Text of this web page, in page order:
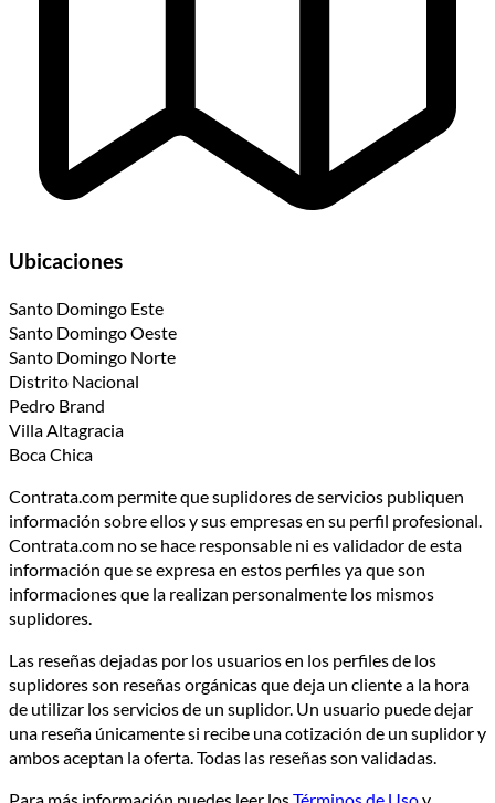
Ubicaciones
Santo Domingo Este
Santo Domingo Oeste
Santo Domingo Norte
Distrito Nacional
Pedro Brand
Villa Altagracia
Boca Chica
Contrata.com permite que suplidores de servicios publiquen
información sobre ellos y sus empresas en su perfil profesional.
Contrata.com no se hace responsable ni es validador de esta
información que se expresa en estos perfiles ya que son
informaciones que la realizan personalmente los mismos
suplidores.
Las reseñas dejadas por los usuarios en los perfiles de los
suplidores son reseñas orgánicas que deja un cliente a la hora
de utilizar los servicios de un suplidor. Un usuario puede dejar
una reseña únicamente si recibe una cotización de un suplidor y
ambos aceptan la oferta. Todas las reseñas son validadas.
Para más información puedes leer los Términos de Usoy